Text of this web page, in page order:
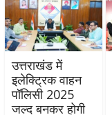
उत्तराखंड में
इलेक्ट्रिक वाहन
पॉलिसी 2025
जल्द बनकर होगी